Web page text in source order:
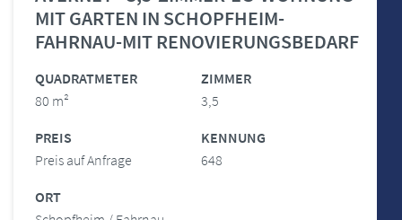
MIT GARTEN IN SCHOPFHEIM-
FAHRNAU-MIT RENOVIERUNGSBEDARF
QUADRATMETER
80 m²
ZIMMER
3,5
PREIS
Preis auf Anfrage
KENNUNG
648
ORT